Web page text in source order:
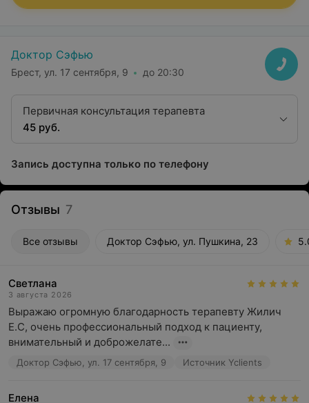
Доктор Сэфью
Брест, ул. 17 сентября, 9 до 20:30
Первичная консультация терапевта
45 руб.
Запись доступна только по телефону
Отзывы 7
Все отзывы Доктор Сэфью, ул. Пушкина, 23
Светлана
3 августа 2026
Выражаю огромную благодарность терапевту Жилич
Е.С, очень профессиональный подход к пациенту,
внимательный и доброжелате...
Доктор Сэфью, ул. 17 сентября, 9 Источник Yclients
Елена